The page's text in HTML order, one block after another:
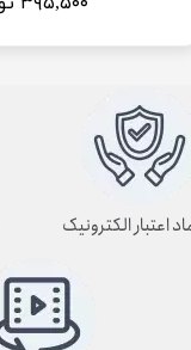
اعتبار الکترونیک